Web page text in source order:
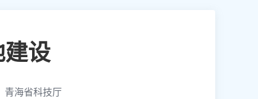
设
青海省科技厅